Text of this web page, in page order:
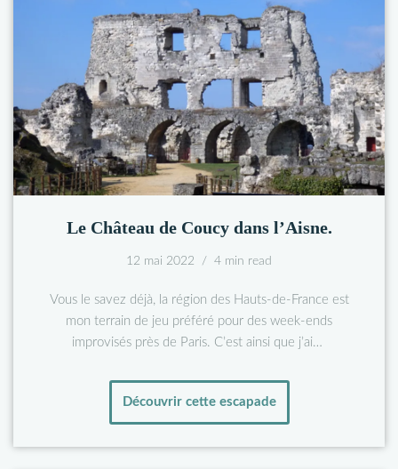
Le Château de Coucy dans l’Aisne.
12 mai 2022 4 min read
Vous le savez déjà, la région des Hauts-de-France est
mon terrain de jeu préféré pour des week-ends
improvisés près de Paris. C’est ainsi que j’ai…
Découvrir cette escapade